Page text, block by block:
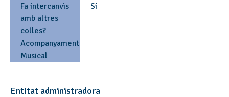
Fa intercanvis
amb altres
colles?
Sí
Acompanyament
Musical
Entitat administradora